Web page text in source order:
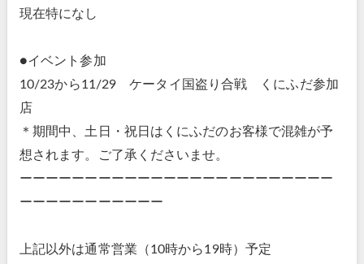
現在特になし
●イベント参加
10/23から11/29 ケータイ国盗り合戦 くにふだ参加
店
＊期間中、土日・祝日はくにふだのお客様で混雑が予
想されます。ご了承くださいませ。
ーーーーーーーーーーーーーーーーーーーーーーーー
ーーーーーーーーーーー
上記以外は通常営業（10時から19時）予定